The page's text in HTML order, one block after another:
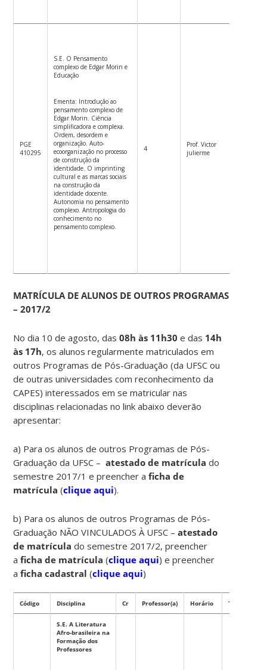
PGE
410295
S.E. O Pensamento
complexo de Edgar Morin e
Educação
Ementa: Introdução ao
pensamento complexo de
Edgar Morin. Ciência
simplificadora e complexa.
Ordem, desordem e
organização. Auto-
ecoorganização no processo
de construção da
identidade. O imprinting
cultural e as marcas sociais
na construção da
identidade docente.
Autonomia no pensamento
complexo. Antropologia do
conhecimento no
pensamento complexo.
4
Prof. Victor
julierme
MATRÍCULA DE ALUNOS DE OUTROS PROGRAMAS
– 2017/2
No dia 10 de agosto, das08h às 11h30e das 14h
às 17h, os alunos regularmente matriculados em
outros Programas de Pós-Graduação (da UFSC ou
de outras universidades com reconhecimento da
CAPES) interessados em se matricular nas
disciplinas relacionadas no link abaixo deverão
apresentar:
a) Para os alunos de outros Programas de Pós-
Graduação da UFSC –atestado de matrícula do
semestre 2017/1 e preencher aficha de
matrícula (clique aqui).
b) Para os alunos de outros Programas de Pós-
Graduação NÃO VINCULADOS À UFSC –atestado
de matrícula do semestre 2017/2, preencher
aficha de matrícula (clique aqui) e preencher
a ficha cadastral (clique aqui)
Código Disciplina Cr Professor(a) Horário Tipo
S.E. A Literatura
Afro-brasileira na
Formação dos
Professores